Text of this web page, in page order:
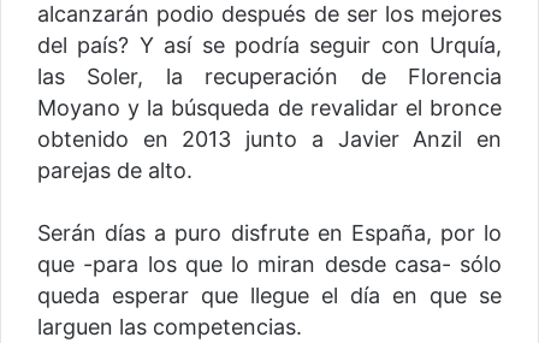
alcanzarán podio después de ser los mejores
del país? Y así se podría seguir con Urquía,
las Soler, la recuperación de Florencia
Moyano y la búsqueda de revalidar el bronce
obtenido en 2013 junto a Javier Anzil en
parejas de alto.
Serán días a puro disfrute en España, por lo
que -para los que lo miran desde casa- sólo
queda esperar que llegue el día en que se
larguen las competencias.